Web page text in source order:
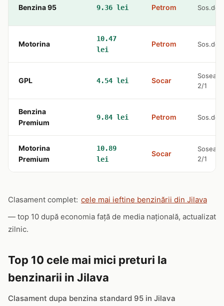
Benzina 95 9.36 lei Petrom Sos.de
Motorina
10.47
lei
Petrom Sos.de
GPL 4.54 lei Socar
2/1
Benzina
Premium
9.84 lei Petrom Sos.de
Motorina
Premium
10.89
lei
Socar
2/1
Clasament complet: cele mai ieftine benzinării din Jilava
— top 10 după economia față de media națională, actualizat
zilnic.
Top 10 cele mai mici preturi la
benzinarii in Jilava
Clasament dupa benzina standard 95 in Jilava